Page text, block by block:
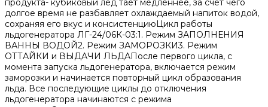
продукта- кубиковый лед тает медленнее, за счет чего
долгое время не разбавляет охлаждаемый напиток водой,
сохраняя его вкус и консистенциюЦикл работы
льдогенератора ЛГ-24/06К-03:1. Режим ЗАПОЛНЕНИЯ
ВАННЫ ВОДОЙ2. Режим ЗАМОРОЗКИ3. Режим
ОТТАЙКИ и ВЫДАЧИ ЛЬДАПосле первого цикла, с
момента запуска льдогенератора, включается режим
заморозки и начинается повторный цикл образования
льда. Все последующие циклы до отключения
льдогенератора начинаются с режима